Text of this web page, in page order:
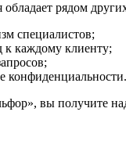
рядом
специалистов;
каждому клиенту;
конфиденциальности.
вы получите